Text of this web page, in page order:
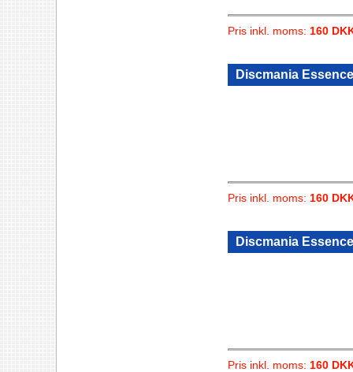
Pris inkl. moms: 160
Discmania
Pris inkl. moms: 160
Discmania
Pris inkl. moms: 160